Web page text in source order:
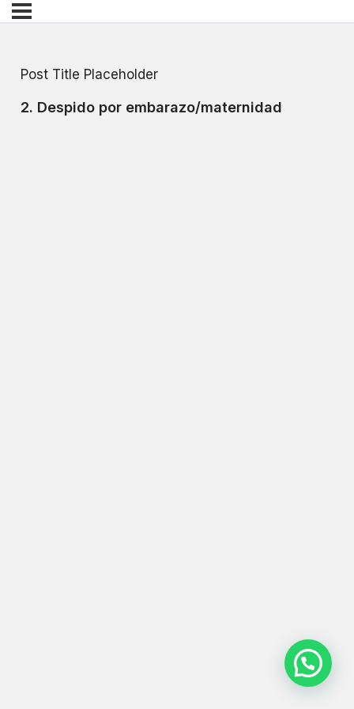
Post Title Placeholder
2. Despido por embarazo/maternidad